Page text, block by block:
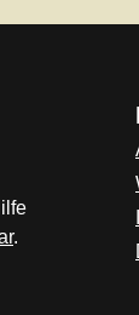
.
in neuem